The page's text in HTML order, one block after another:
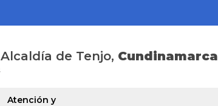
Alcaldía de Tenjo, Cundinamarca
Atención y